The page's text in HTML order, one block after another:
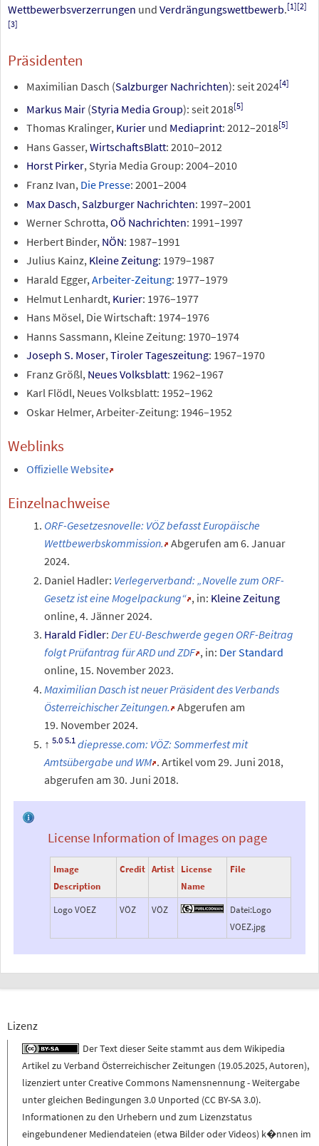
Wettbewerbsverzerrungen und Verdrängungswettbewerb.[1][2]
[3]
Präsidenten
Maximilian Dasch (Salzburger Nachrichten): seit 2024[4]
Markus Mair(Styria Media Group): seit 2018[5]
Thomas Kralinger, Kurierund Mediaprint: 2012–2018[5]
Hans Gasser, WirtschaftsBlatt: 2010–2012
Horst Pirker, Styria Media Group: 2004–2010
Franz Ivan, Die Presse: 2001–2004
Max Dasch, Salzburger Nachrichten: 1997–2001
Werner Schrotta,OÖ Nachrichten: 1991–1997
Herbert Binder, NÖN: 1987–1991
Julius Kainz, Kleine Zeitung: 1979–1987
Harald Egger, Arbeiter-Zeitung: 1977–1979
Helmut Lenhardt, Kurier: 1976–1977
Hans Mösel, Die Wirtschaft: 1974–1976
Hanns Sassmann, Kleine Zeitung: 1970–1974
Joseph S. Moser,Tiroler Tageszeitung: 1967–1970
Franz Größl, Neues Volksblatt: 1962–1967
Karl Flödl, Neues Volksblatt: 1952–1962
Oskar Helmer, Arbeiter-Zeitung: 1946–1952
Weblinks
Offizielle Website
Einzelnachweise
ORF-Gesetzesnovelle: VÖZ befasst Europäische
Wettbewerbskommission.
Abgerufen am 6. Januar
2024.
Daniel Hadler: Verlegerverband: „Novelle zum ORF-
Gesetz ist eine Mogelpackung“ , in: Kleine Zeitung
online, 4. Jänner 2024.
Harald Fidler:Der EU-Beschwerde gegen ORF-Beitrag
folgt Prüfantrag für ARD und ZDF , in: Der Standard
online, 15. November 2023.
Maximilian Dasch ist neuer Präsident des Verbands
Österreichischer Zeitungen.
Abgerufen am
19. November 2024.
diepresse.com: VÖZ: Sommerfest mit
Amtsübergabe und WM . Artikel vom 29. Juni 2018,
abgerufen am 30. Juni 2018.
License Information of Images on page
Image
Description
Credit Artist
License
Name
File
Logo VOEZ VÖZ VÖZ
Datei:Logo
VOEZ.jpg
Lizenz
Der Text dieser Seite stammt aus dem Wikipedia
Artikel zu Verband Österreichischer Zeitungen (19.05.2025,Autoren),
lizenziert unterCreative Commons Namensnennung - Weitergabe
unter gleichen Bedingungen 3.0 Unported (CC BY-SA 3.0).
Informationen zu den Urhebern und zum Lizenzstatus
eingebundener Mediendateien (etwa Bilder oder Videos) k�nnen im